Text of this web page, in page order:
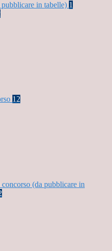
in tabelle) 1
12
(da pubblicare in